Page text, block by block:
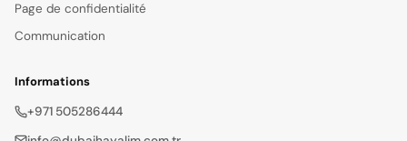
Page de confidentialité
Communication
Informations
+971 505286444